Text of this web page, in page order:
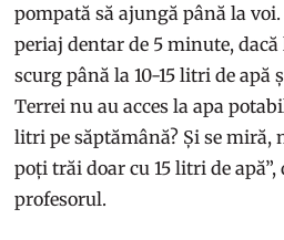
pompată să ajungă până la
periaj dentar de 5 minute, dacă
scurg până la 10-15 litri de apă
Terrei nu au acces la apa
litri pe săptămână? Și se
poți trăi doar cu 15 litri de
profesorul.